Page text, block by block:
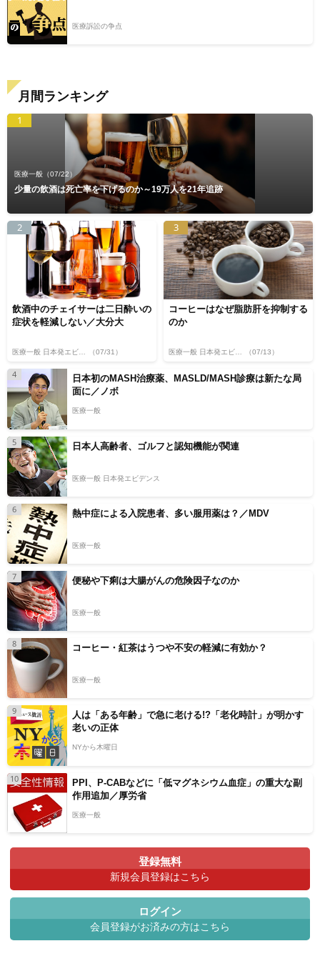
医療訴訟の争点
月間ランキング
1
医療一般 （07/22）
少量の飲酒は死亡率を下げるのか～19万人を21年追跡
2
飲酒中のチェイサーは二日酔いの
症状を軽減しない／大分大
医療一般 日本発エビデンス （07/31）
3
コーヒーはなぜ脂肪肝を抑制する
のか
医療一般 日本発エビデンス （07/13）
4
日本初のMASH治療薬、MASLD/MASH診療は新たな局
面に／ノボ
医療一般
5 日本人高齢者、ゴルフと認知機能が関連
医療一般 日本発エビデンス
6 熱中症による入院患者、多い服用薬は？／MDV
医療一般
7 便秘や下痢は大腸がんの危険因子なのか
医療一般
8 コーヒー・紅茶はうつや不安の軽減に有効か？
医療一般
9
人は「ある年齢」で急に老ける!?「老化時計」が明かす
老いの正体
NYから木曜日
10
PPI、P-CABなどに「低マグネシウム血症」の重大な副
作用追加／厚労省
医療一般
登録無料
新規会員登録はこちら
ログイン
会員登録がお済みの方はこちら